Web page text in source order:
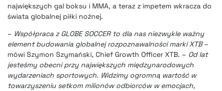
największych gal boksu i MMA, a teraz z impetem wkracza do
świata globalnej piłki nożnej.
– Współpraca z GLOBE SOCCER to dla nas niezwykle ważny
element budowania globalnej rozpoznawalności marki XTB–
mówi Szymon Szymański, Chief Growth Officer XTB. – Od lat
jesteśmy obecni przy największych międzynarodowych
wydarzeniach sportowych. Widzimy ogromną wartość w
towarzyszeniu setkom milionów odbiorców w emocjach,